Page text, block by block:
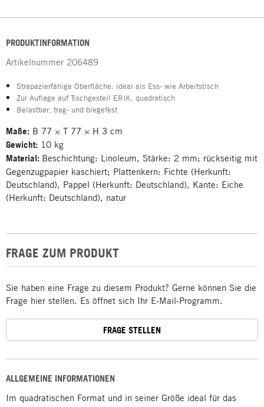
ALLGEMEINE INFORMATIONEN
Im quadratischen Format und in seiner Größe ideal für das
PRODUKTINFORMATION
Artikelnummer 206489
Strapazierfähige Oberfläche: ideal als Ess- wie Arbeitstisch
Zur Auflage auf Tischgestell ERIK, quadratisch
Belastbar, trag- und biegefest
Maße: B 77 × T 77 × H 3 cm
Gewicht: 10 kg
Material: Beschichtung: Linoleum, Stärke: 2 mm; rückseitig mit
Gegenzugpapier kaschiert; Plattenkern: Fichte (Herkunft:
Deutschland), Pappel (Herkunft: Deutschland), Kante: Eiche
(Herkunft: Deutschland), natur
FRAGE ZUM PRODUKT
Sie haben eine Frage zu diesem Produkt? Gerne können Sie die
Frage hier stellen. Es öffnet sich Ihr E-Mail-Programm.
FRAGE STELLEN